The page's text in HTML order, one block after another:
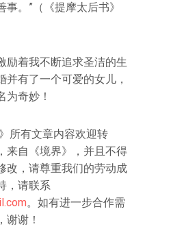
。”（《提摩太后书》
励着我不断追求圣洁的生
并有了一个可爱的女儿，
为奇妙！
》所有文章内容欢迎转
来自《境界》，并且不得
改，请尊重我们的劳动成
，请联系
。如有进一步合作需
谢谢！